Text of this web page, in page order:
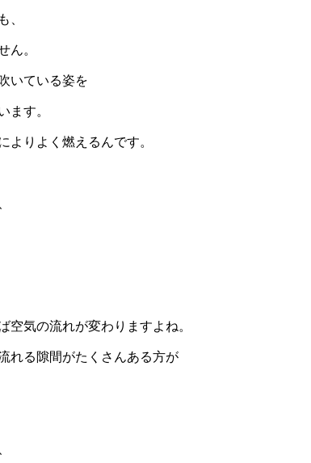
、
ん。
いている姿を
ます。
よりよく燃えるんです。
空気の流れが変わりますよね。
れる隙間がたくさんある方が